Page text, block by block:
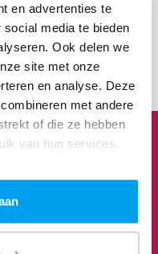
en advertenties te
media te bieden
Ook delen we
site met onze
en analyse. Deze
met andere
of die ze hebben
van hun services.
& Jeroen
Bekijk The Perfect Wedding
3
te kijken